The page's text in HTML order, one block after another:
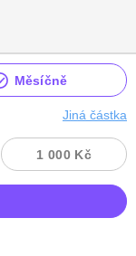
Měsíčně
Jiná částka
1 000 Kč